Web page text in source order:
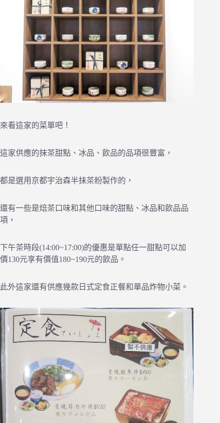
來看這家的菜單吧！
這家供應的抹茶甜點、冰品、飲品的品項很豐富，
都是選用京都宇治森半抹茶粉製作的，
還有一些是焙茶口味和其他口味的甜點、冰品和飲品品
項，
下午茶時段(14:00~17:00)的優惠是單點任一甜點可以加
價130元享有價值180~190元的飲品。
此外這家還有供應幾款日式定食正餐和單品炸物小菜。